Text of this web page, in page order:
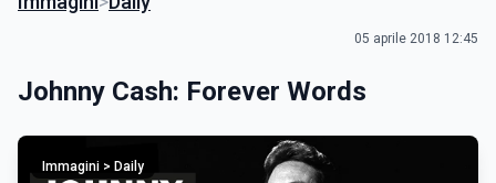
05 aprile 2018 12:45
Johnny Cash: Forever Words
Immagini > Daily